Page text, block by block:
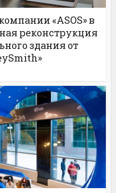
«ASOS» в
реконструкция
здания от